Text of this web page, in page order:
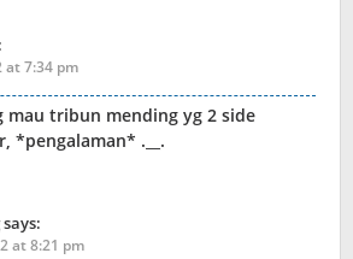
at 7:34 pm
mau tribun mending yg 2 side
*pengalaman* .__.
says:
at 8:21 pm